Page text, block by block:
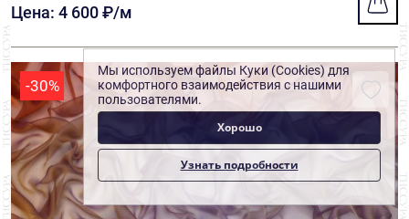
Цена: 4 600 ₽/м
-30%
Мы используем файлы Куки (Cookies) для
комфортного взаимодействия с нашими
пользователями.
Хорошо
Узнать подробности